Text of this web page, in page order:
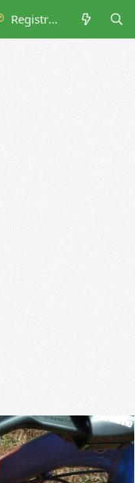
Registrarse